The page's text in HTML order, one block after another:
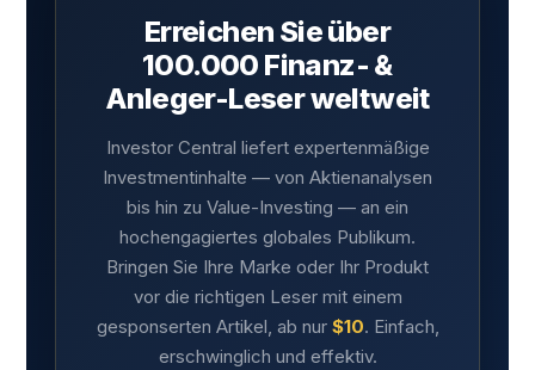
Erreichen Sie über
100.000 Finanz- &
Anleger-Leser weltweit
Investor Central liefert expertenmäßige
Investmentinhalte — von Aktienanalysen
bis hin zu Value-Investing — an ein
hochengagiertes globales Publikum.
Bringen Sie Ihre Marke oder Ihr Produkt
vor die richtigen Leser mit einem
gesponserten Artikel, ab nur $10. Einfach,
erschwinglich und effektiv.